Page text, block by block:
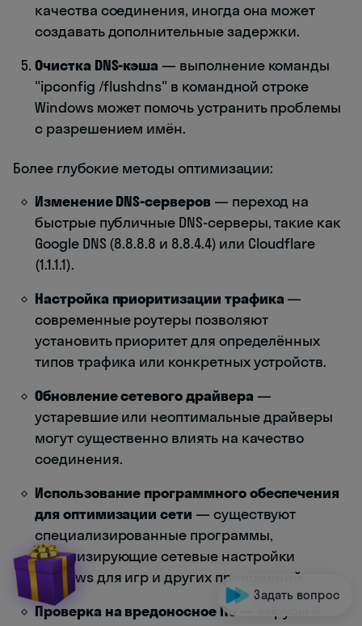
качества соединения, иногда она может
создавать дополнительные задержки.
Очистка DNS-кэша — выполнение команды
"ipconfig /flushdns" в командной строке
Windows может помочь устранить проблемы
с разрешением имён.
Более глубокие методы оптимизации:
Изменение DNS-серверов— переход на
быстрые публичные DNS-серверы, такие как
Google DNS (8.8.8.8 и 8.8.4.4) или Cloudflare
(1.1.1.1).
Настройка приоритизации трафика —
современные роутеры позволяют
установить приоритет для определённых
типов трафика или конкретных устройств.
Обновление сетевого драйвера —
устаревшие или неоптимальные драйверы
могут существенно влиять на качество
соединения.
Использование программного обеспечения
для оптимизации сети — существуют
специализированные программы,
оптимизирующие сетевые настройки
Windows для игр и других приложений.
Проверка на вредоносное ПО
Задать вопрос